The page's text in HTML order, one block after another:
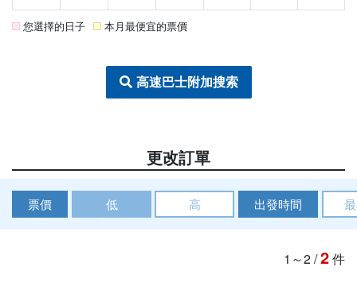
您選擇的日子 本月最便宜的票價
高速巴士附加搜索
更改訂單
票價 低 高 出發時間
1～2/2件